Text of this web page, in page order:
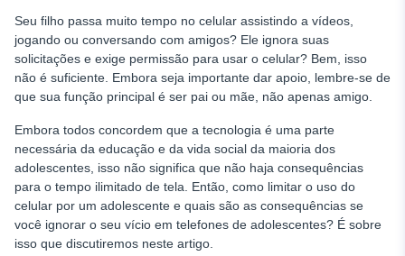
Seu filho passa muito tempo no celular assistindo a vídeos,
jogando ou conversando com amigos? Ele ignora suas
solicitações e exige permissão para usar o celular? Bem, isso
não é suficiente. Embora seja importante dar apoio, lembre-se de
que sua função principal é ser pai ou mãe, não apenas amigo.
Embora todos concordem que a tecnologia é uma parte
necessária da educação e da vida social da maioria dos
adolescentes, isso não significa que não haja consequências
para o tempo ilimitado de tela. Então, como limitar o uso do
celular por um adolescente e quais são as consequências se
você ignorar o seu vício em telefones de adolescentes? É sobre
isso que discutiremos neste artigo.
Evite a multitarefa
Dias sem telefone
Incluir esportes
Regras para celulares de adolescentes: Lista de verificação
para os pais
Conclusão